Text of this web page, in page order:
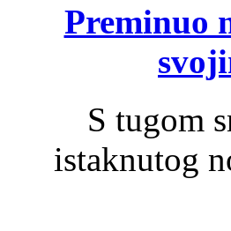
Preminuo
S tugom
istaknutog